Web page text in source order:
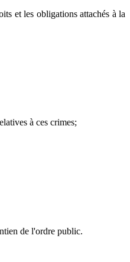
et les obligations attachés à la
à ces crimes;
de l'ordre public.